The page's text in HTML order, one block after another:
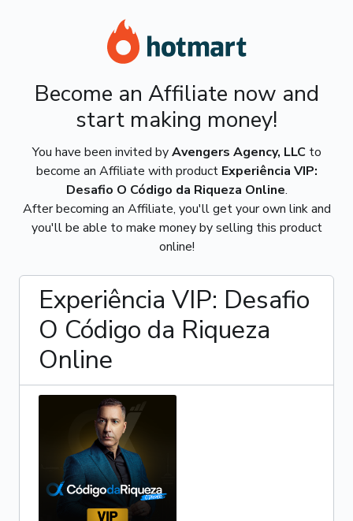
Become an Affiliate now and
start making money!
You have been invited byAvengers Agency, LLCto
become an Affiliate with product Experiência VIP:
Desafio O Código da Riqueza Online.
After becoming an Affiliate, you'll get your own link and
you'll be able to make money by selling this product
online!
Experiência VIP: Desafio
O Código da Riqueza
Online